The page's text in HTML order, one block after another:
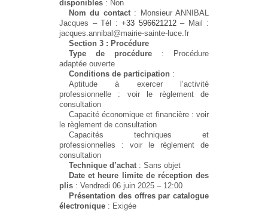
disponibles : Non
Nom du contact : Monsieur ANNIBAL
Jacques – Tél : +33 596621212– Mail :
jacques.annibal@mairie-sainte-luce.fr
Section 3 : Procédure
Type de procédure : Procédure
adaptée ouverte
Conditions de participation :
Aptitude à exercer l’activité
professionnelle : voir le règlement de
consultation
Capacité économique et financière : voir
le règlement de consultation
Capacités techniques et
professionnelles : voir le règlement de
consultation
Technique d’achat : Sans objet
Date et heure limite de réception des
plis : Vendredi 06 juin 2025 – 12:00
Présentation des offres par catalogue
électronique : Exigée